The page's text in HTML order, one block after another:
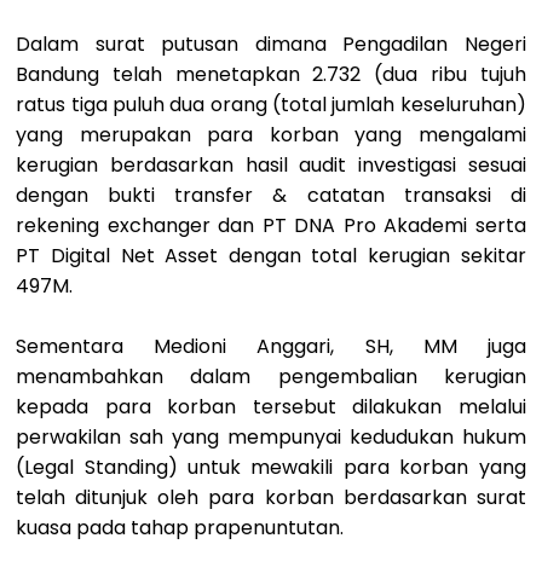
Dalam surat putusan dimana Pengadilan Negeri
Bandung telah menetapkan 2.732 (dua ribu tujuh
ratus tiga puluh dua orang (total jumlah keseluruhan)
yang merupakan para korban yang mengalami
kerugian berdasarkan hasil audit investigasi sesuai
dengan bukti transfer & catatan transaksi di
rekening exchanger dan PT DNA Pro Akademi serta
PT Digital Net Asset dengan total kerugian sekitar
497M.
Sementara Medioni Anggari, SH, MM juga
menambahkan dalam pengembalian kerugian
kepada para korban tersebut dilakukan melalui
perwakilan sah yang mempunyai kedudukan hukum
(Legal Standing) untuk mewakili para korban yang
telah ditunjuk oleh para korban berdasarkan surat
kuasa pada tahap prapenuntutan.